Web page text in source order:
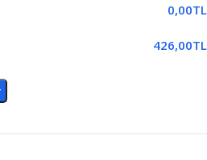
0,00TL
426,00TL